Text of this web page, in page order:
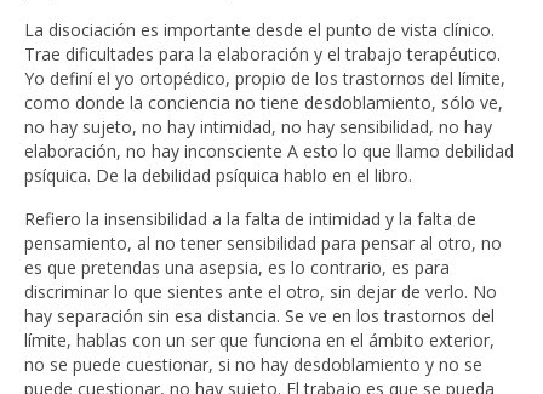
La disociación es importante desde el punto de vista clínico.
Trae dificultades para la elaboración y el trabajo terapéutico.
Yo definí el yo ortopédico, propio de los trastornos del límite,
como donde la conciencia no tiene desdoblamiento, sólo ve,
no hay sujeto, no hay intimidad, no hay sensibilidad, no hay
elaboración, no hay inconsciente A esto lo que llamo debilidad
psíquica. De la debilidad psíquica hablo en el libro.
Refiero la insensibilidad a la falta de intimidad y la falta de
pensamiento, al no tener sensibilidad para pensar al otro, no
es que pretendas una asepsia, es lo contrario, es para
discriminar lo que sientes ante el otro, sin dejar de verlo. No
hay separación sin esa distancia. Se ve en los trastornos del
límite, hablas con un ser que funciona en el ámbito exterior,
no se puede cuestionar, si no hay desdoblamiento y no se
puede cuestionar, no hay sujeto. El trabajo es que se pueda